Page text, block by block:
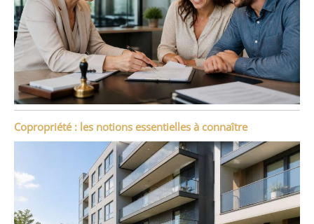
Copropriété : les notions essentielles à connaître